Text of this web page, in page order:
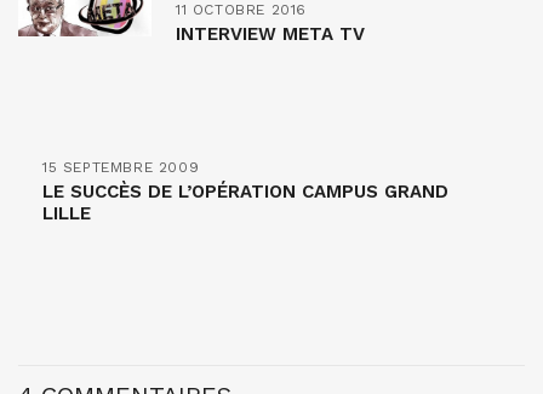
11 OCTOBRE 2016
INTERVIEW META TV
15 SEPTEMBRE 2009
LE SUCCÈS DE L’OPÉRATION CAMPUS GRAND
LILLE